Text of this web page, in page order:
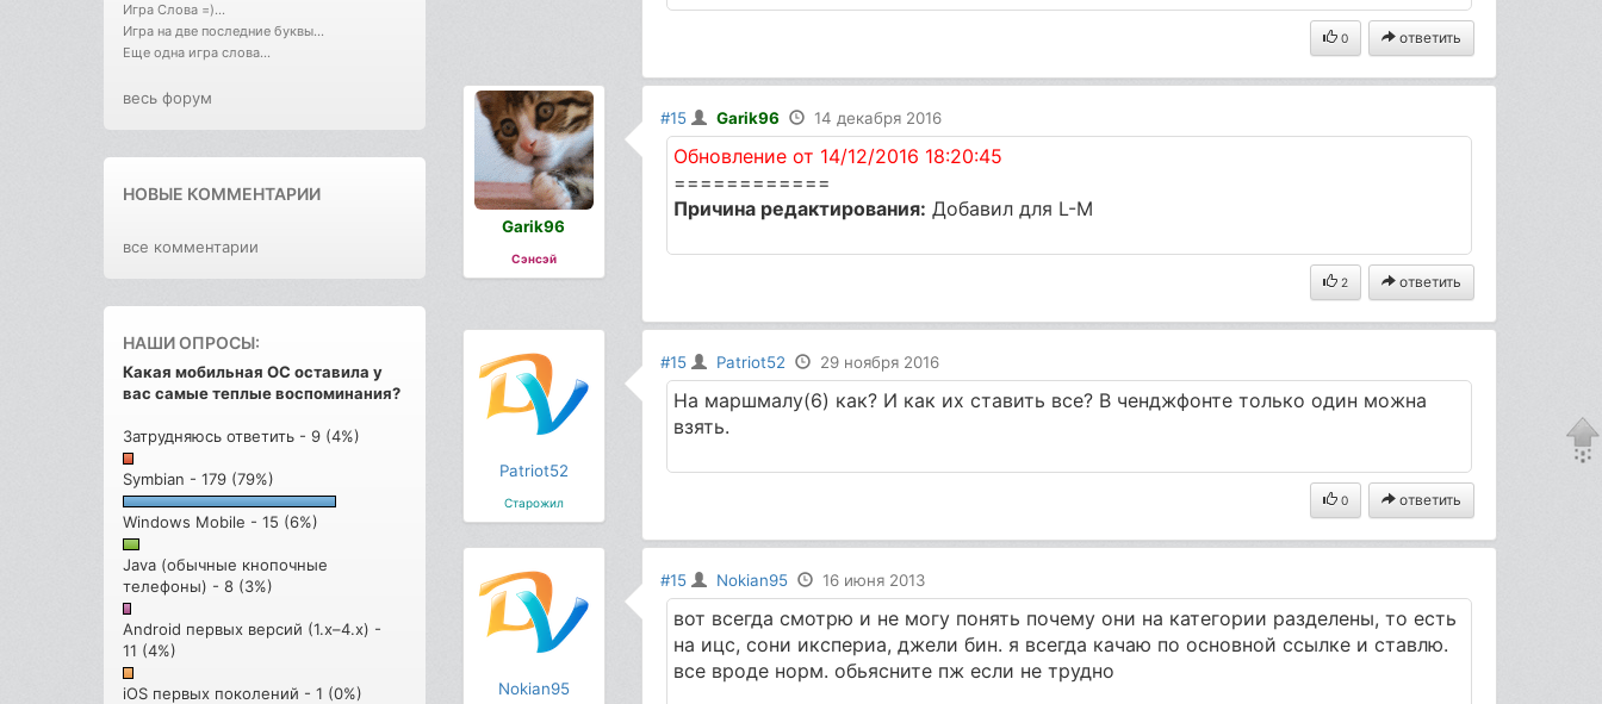
Игра Слова =)...
Игра на две последние буквы...
Еще одна игра слова...
весь форум
НОВЫЕ КОММЕНТАРИИ
все комментарии
НАШИ ОПРОСЫ:
Какая мобильная ОС оставила у
вас самые теплые воспоминания?
Затрудняюсь ответить - 9 (4%)
Symbian - 179 (79%)
Windows Mobile - 15 (6%)
Java (обычные кнопочные
телефоны) - 8 (3%)
Android первых версий (1.x–4.x) -
11 (4%)
iOS первых поколений - 1 (0%)
0 ответить
Garik96
Сэнсэй
#15 Garik96 14 декабря 2016
Обновление от 14/12/2016 18:20:45
============
Причина редактирования: Добавил для L-M
2 ответить
Patriot52
Старожил
#15 Patriot52 29 ноября 2016
На маршмалу(6) как? И как их ставить все? В ченджфонте только один можна
взять.
0 ответить
Nokian95
#15 Nokian95 16 июня 2013
вот всегда смотрю и не могу понять почему они на категории разделены, то есть
на ицс, сони икспериа, джели бин. я всегда качаю по основной ссылке и ставлю.
все вроде норм. обьясните пж если не трудно